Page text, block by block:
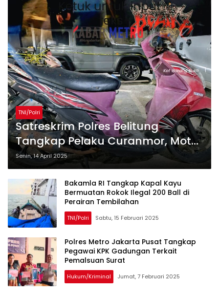
TNI/Polri
Satreskrim Polres Belitung
Tangkap Pelaku Curanmor, Motor
Dijual ke Lapak Besi
Senin, 14 April 2025
Bakamla RI Tangkap Kapal Kayu
Bermuatan Rokok Ilegal 200 Ball di
Perairan Tembilahan
TNI/Polri Sabtu, 15 Februari 2025
Polres Metro Jakarta Pusat Tangkap
Pegawai KPK Gadungan Terkait
Pemalsuan Surat
Hukum/Kriminal Jumat, 7 Februari 2025